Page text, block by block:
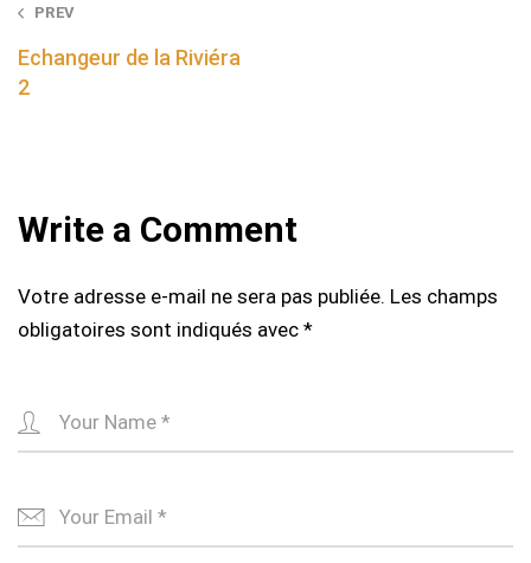
Post
navigation
PREV
Echangeur de la Riviéra
2
Write a Comment
Votre adresse e-mail ne sera pas publiée. Les champs
obligatoires sont indiqués avec *